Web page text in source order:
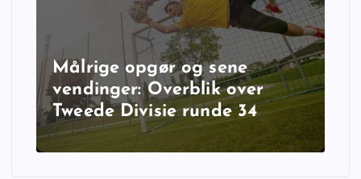
Målrige opgør og sene
vendinger: Overblik over
Tweede Divisie runde 34